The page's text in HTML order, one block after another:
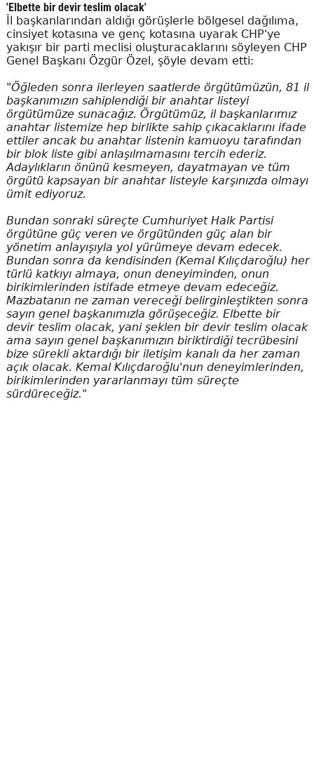
'Elbette bir devir teslim olacak'
İl başkanlarından aldığı görüşlerle bölgesel dağılıma,
cinsiyet kotasına ve genç kotasına uyarak CHP'ye
yakışır bir parti meclisi oluşturacaklarını söyleyen CHP
Genel Başkanı Özgür Özel, şöyle devam etti:
"Öğleden sonra ilerleyen saatlerde örgütümüzün, 81 il
başkanımızın sahiplendiği bir anahtar listeyi
örgütümüze sunacağız. Örgütümüz, il başkanlarımız
anahtar listemize hep birlikte sahip çıkacaklarını ifade
ettiler ancak bu anahtar listenin kamuoyu tarafından
bir blok liste gibi anlaşılmamasını tercih ederiz.
Adaylıkların önünü kesmeyen, dayatmayan ve tüm
örgütü kapsayan bir anahtar listeyle karşınızda olmayı
ümit ediyoruz.
Bundan sonraki süreçte Cumhuriyet Halk Partisi
örgütüne güç veren ve örgütünden güç alan bir
yönetim anlayışıyla yol yürümeye devam edecek.
Bundan sonra da kendisinden (Kemal Kılıçdaroğlu) her
türlü katkıyı almaya, onun deneyiminden, onun
birikimlerinden istifade etmeye devam edeceğiz.
Mazbatanın ne zaman vereceği belirginleştikten sonra
sayın genel başkanımızla görüşeceğiz. Elbette bir
devir teslim olacak, yani şeklen bir devir teslim olacak
ama sayın genel başkanımızın biriktirdiği tecrübesini
bize sürekli aktardığı bir iletişim kanalı da her zaman
açık olacak. Kemal Kılıçdaroğlu'nun deneyimlerinden,
birikimlerinden yararlanmayı tüm süreçte
sürdüreceğiz."